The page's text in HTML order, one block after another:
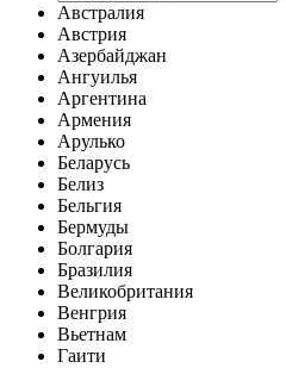
Австралия
Австрия
Азербайджан
Ангуилья
Аргентина
Армения
Арулько
Беларусь
Белиз
Бельгия
Бермуды
Болгария
Бразилия
Великобритания
Венгрия
Вьетнам
Гаити